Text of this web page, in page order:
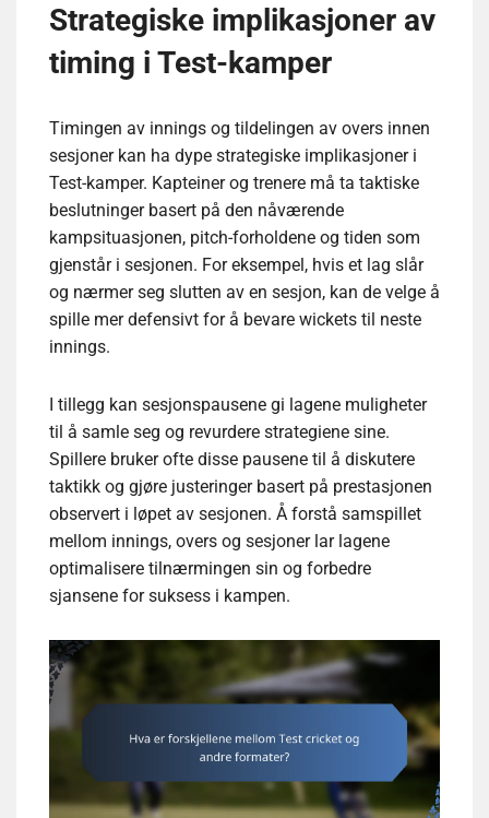
Strategiske implikasjoner av
timing i Test-kamper
Timingen av innings og tildelingen av overs innen
sesjoner kan ha dype strategiske implikasjoner i
Test-kamper. Kapteiner og trenere må ta taktiske
beslutninger basert på den nåværende
kampsituasjonen, pitch-forholdene og tiden som
gjenstår i sesjonen. For eksempel, hvis et lag slår
og nærmer seg slutten av en sesjon, kan de velge å
spille mer defensivt for å bevare wickets til neste
innings.
I tillegg kan sesjonspausene gi lagene muligheter
til å samle seg og revurdere strategiene sine.
Spillere bruker ofte disse pausene til å diskutere
taktikk og gjøre justeringer basert på prestasjonen
observert i løpet av sesjonen. Å forstå samspillet
mellom innings, overs og sesjoner lar lagene
optimalisere tilnærmingen sin og forbedre
sjansene for suksess i kampen.